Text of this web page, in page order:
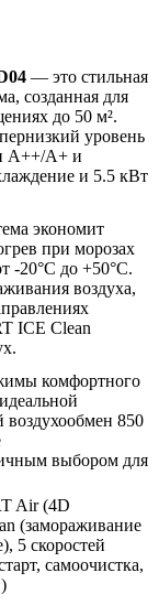
— это стильная
созданная для
до 50 м².
уровень
A++/A+ и
и 5.5 кВт
экономит
при морозах
-20°C до +50°C.
воздуха,
ICE Clean
комфортного
850
выбором для
Air (4D
(замораживание
5 скоростей
самоочистка,